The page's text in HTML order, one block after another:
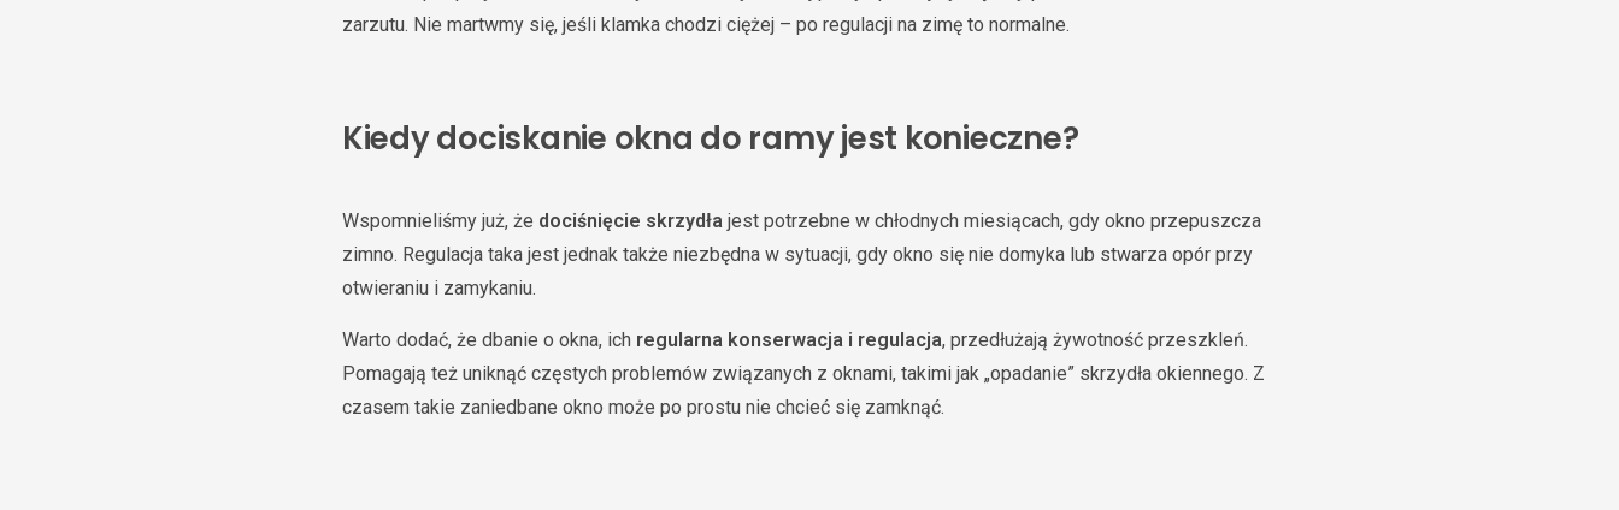
zarzutu. Nie martwmy się, jeśli klamka chodzi ciężej – po regulacji na zimę to normalne.
Kiedy dociskanie okna do ramy jest konieczne?
Wspomnieliśmy już, że dociśnięcie skrzydła jest potrzebne w chłodnych miesiącach, gdy okno przepuszcza
zimno. Regulacja taka jest jednak także niezbędna w sytuacji, gdy okno się nie domyka lub stwarza opór przy
otwieraniu i zamykaniu.
Warto dodać, że dbanie o okna, ich regularna konserwacja i regulacja, przedłużają żywotność przeszkleń.
Pomagają też uniknąć częstych problemów związanych z oknami, takimi jak „opadanie” skrzydła okiennego. Z
czasem takie zaniedbane okno może po prostu nie chcieć się zamknąć.